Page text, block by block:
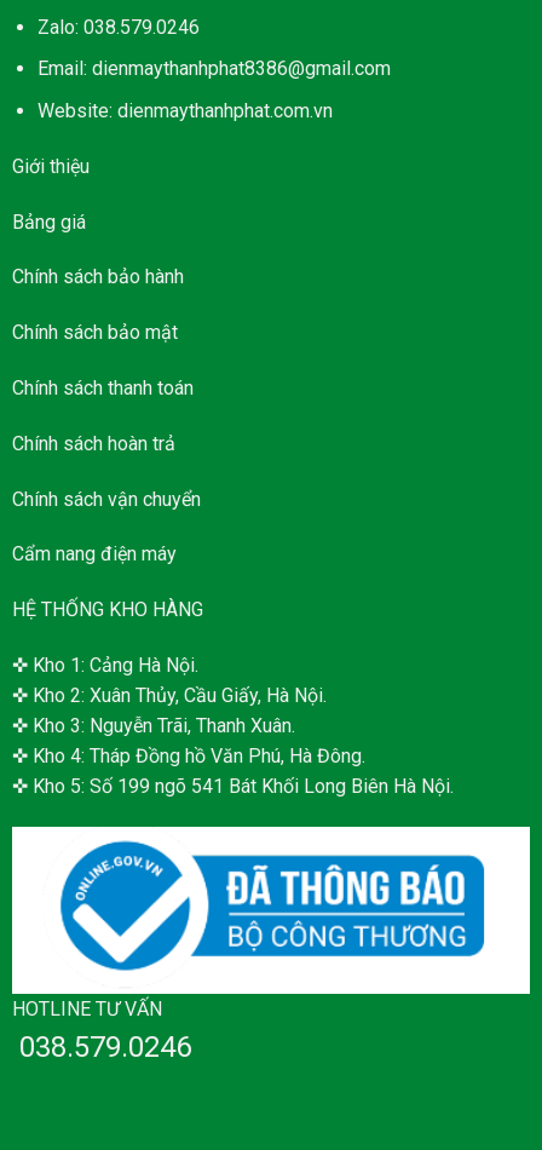
Zalo: 038.579.0246
Email: dienmaythanhphat8386@gmail.com
Website: dienmaythanhphat.com.vn
Giới thiệu
Bảng giá
Chính sách bảo hành
Chính sách bảo mật
Chính sách thanh toán
Chính sách hoàn trả
Chính sách vận chuyển
Cẩm nang điện máy
HỆ THỐNG KHO HÀNG
✜ Kho 1: Cảng Hà Nội.
✜ Kho 2: Xuân Thủy, Cầu Giấy, Hà Nội.
✜ Kho 3: Nguyễn Trãi, Thanh Xuân.
✜ Kho 4: Tháp Đồng hồ Văn Phú, Hà Đông.
✜ Kho 5: Số 199 ngõ 541 Bát Khối Long Biên Hà Nội.
HOTLINE TƯ VẤN
038.579.0246